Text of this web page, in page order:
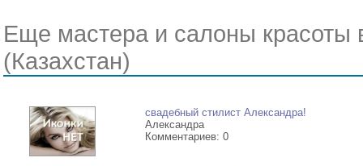
Еще мастера и салоны красоты
(Казахстан)
свадебный стилист Александра!
Александра
Комментариев: 0